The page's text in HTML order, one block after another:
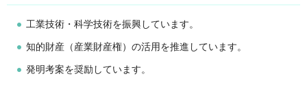
工業技術・科学技術を振興しています。
知的財産（産業財産権）の活用を推進しています。
発明考案を奨励しています。